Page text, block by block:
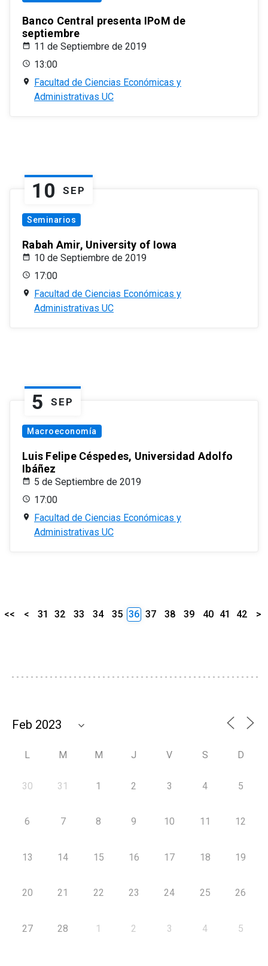
Banco Central presenta IPoM de
septiembre
11 de Septiembre de 2019
13:00
Facultad de Ciencias Económicas y
Administrativas UC
10 SEP
Seminarios
Rabah Amir, University of Iowa
10 de Septiembre de 2019
17:00
Facultad de Ciencias Económicas y
Administrativas UC
5 SEP
Macroeconomía
Luis Felipe Céspedes, Universidad Adolfo
Ibáñez
5 de Septiembre de 2019
17:00
Facultad de Ciencias Económicas y
Administrativas UC
<< < 31 32 33 34 35 36 37 38 39 40 41 42 >
L M M J V S D
30 31 1 2 3 4 5
6 7 8 9 10 11 12
13 14 15 16 17 18 19
20 21 22 23 24 25 26
27 28 1 2 3 4 5